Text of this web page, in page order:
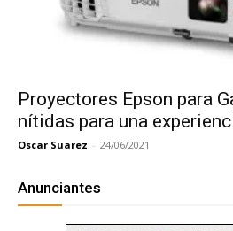
Proyectores Epson para
nítidas para una
Oscar Suarez - 24/06/2021
Anunciantes